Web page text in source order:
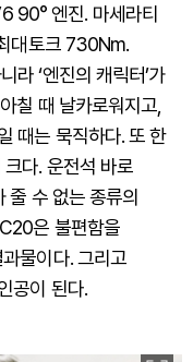
90° 엔진. 마세라티
대토크 730Nm.
라 ‘엔진의 캐릭터’가
칠 때 날카로워지고,
때는 묵직하다. 또 한
다. 운전석 바로
줄 수 없는 종류의
은 불편함을
물이다. 그리고
공이 된다.